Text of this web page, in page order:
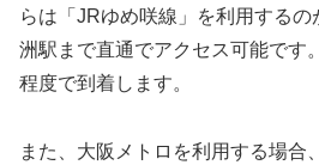
らは「JRゆめ咲線」を利用する
洲駅まで直通でアクセス可能です
程度で到着します。
また、大阪メトロを利用する場合